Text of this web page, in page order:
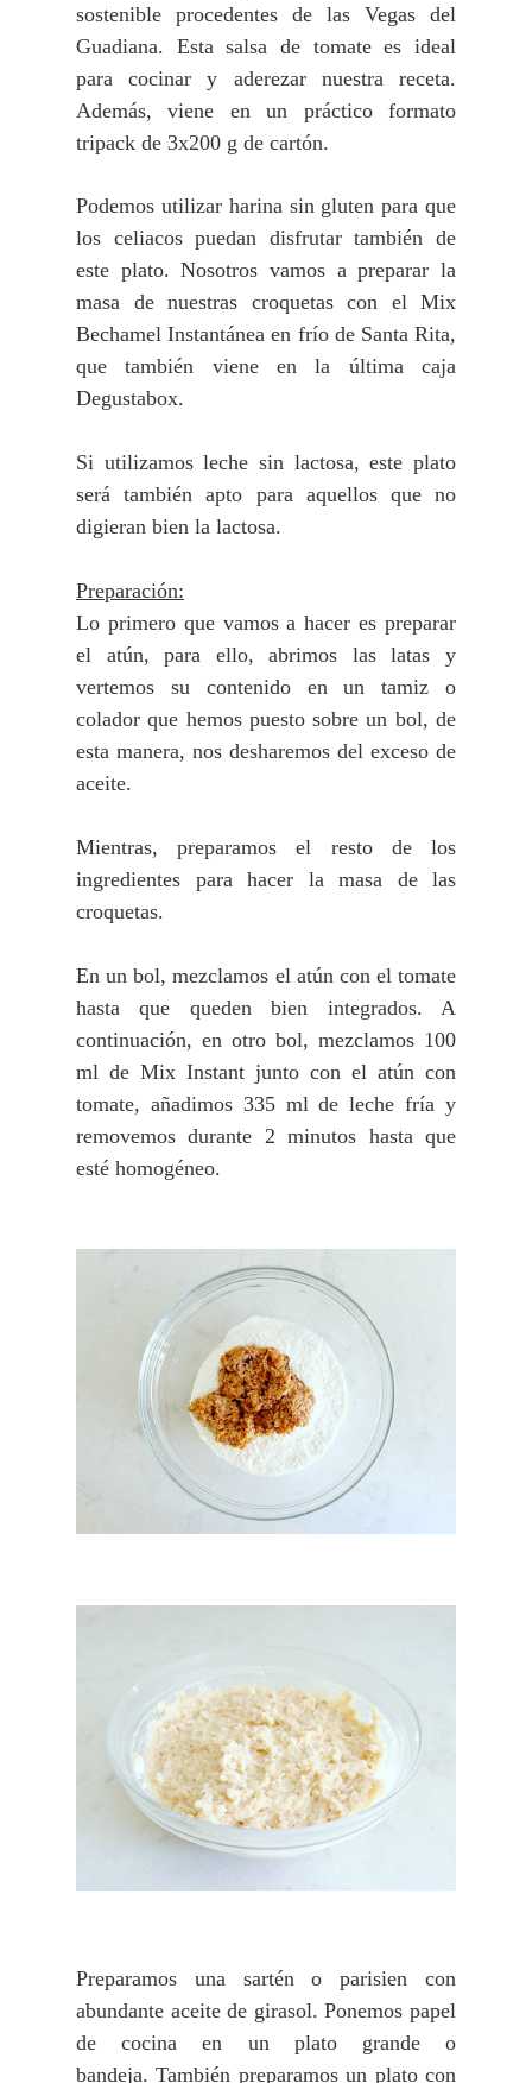
sostenible procedentes de las Vegas del
Guadiana. Esta salsa de tomate es ideal
para cocinar y aderezar nuestra receta.
Además, viene en un práctico formato
tripack de 3x200 g de cartón.
Podemos utilizar harina sin gluten para que
los celiacos puedan disfrutar también de
este plato. Nosotros vamos a preparar la
masa de nuestras croquetas con el Mix
Bechamel Instantánea en frío de Santa Rita,
que también viene en la última caja
Degustabox.
Si utilizamos leche sin lactosa, este plato
será también apto para aquellos que no
digieran bien la lactosa.
Preparación:
Lo primero que vamos a hacer es preparar
el atún, para ello, abrimos las latas y
vertemos su contenido en un tamiz o
colador que hemos puesto sobre un bol, de
esta manera, nos desharemos del exceso de
aceite.
Mientras, preparamos el resto de los
ingredientes para hacer la masa de las
croquetas.
En un bol, mezclamos el atún con el tomate
hasta que queden bien integrados. A
continuación, en otro bol, mezclamos 100
ml de Mix Instant junto con el atún con
tomate, añadimos 335 ml de leche fría y
removemos durante 2 minutos hasta que
esté homogéneo.
Preparamos una sartén o parisien con
abundante aceite de girasol. Ponemos papel
de cocina en un plato grande o
bandeja.También preparamos un plato con